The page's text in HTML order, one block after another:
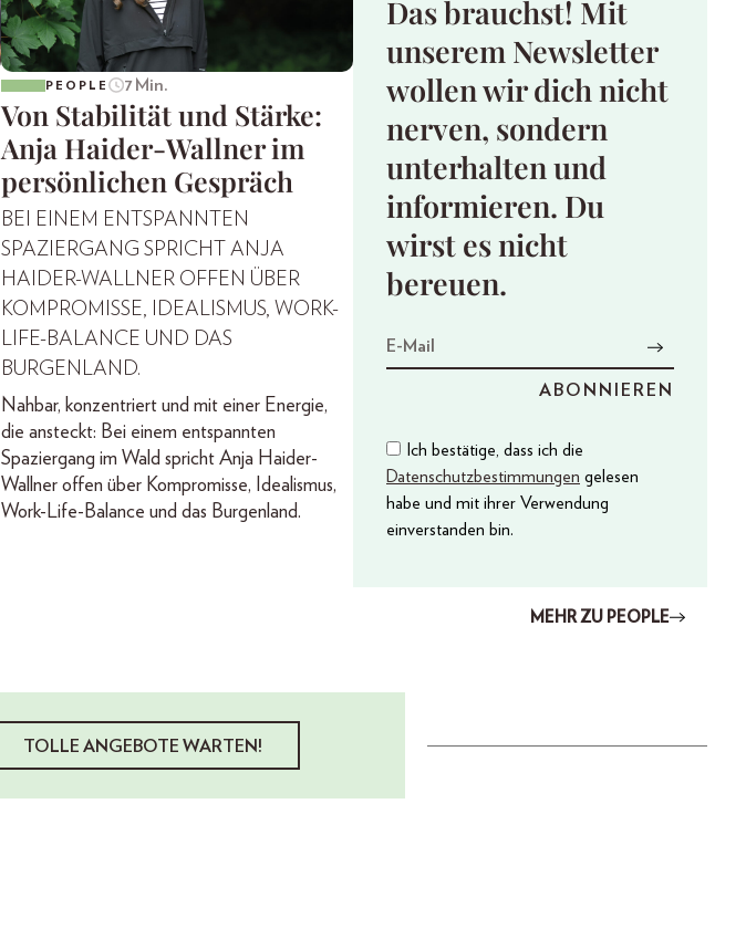
PEOPLE 7 Min.
Von Stabilität und Stärke:
Anja Haider-Wallner im
persönlichen Gespräch
BEI EINEM ENTSPANNTEN
SPAZIERGANG SPRICHT ANJA
HAIDER-WALLNER OFFEN ÜBER
KOMPROMISSE, IDEALISMUS, WORK-
LIFE-BALANCE UND DAS
BURGENLAND.
Nahbar, konzentriert und mit einer Energie,
die ansteckt: Bei einem entspannten
Spaziergang im Wald spricht Anja Haider-
Wallner offen über Kompromisse, Idealismus,
Work-Life-Balance und das Burgenland.
Das brauchst! Mit
unserem Newsletter
wollen wir dich nicht
nerven, sondern
unterhalten und
informieren. Du
wirst es nicht
bereuen.
Ich bestätige, dass ich die
Datenschutzbestimmungen gelesen
habe und mit ihrer Verwendung
einverstanden bin.
MEHR ZU PEOPLE
TOLLE ANGEBOTE WARTEN!